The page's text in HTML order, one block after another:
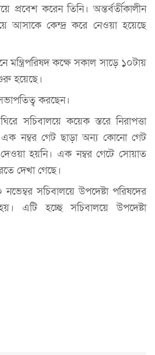
প্রবেশ করেন তিনি। অন্তর্বর্তীকালীন
আসাকে কেন্দ্র করে নেওয়া হয়েছে
মন্ত্রিপরিষদ কক্ষে সকাল সাড়ে ১০টায়
হয়েছে।
করছেন।
সচিবালয়ে কয়েক স্তরে নিরাপত্তা
নম্বর গেট ছাড়া অন্য কোনো গেট
হয়নি। এক নম্বর গেটে সোয়াত
দেখা গেছে।
সচিবালয়ে উপদেষ্টা পরিষদের
এটি হচ্ছে সচিবালয়ে উপদেষ্টা